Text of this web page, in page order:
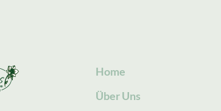
Home
Über Uns